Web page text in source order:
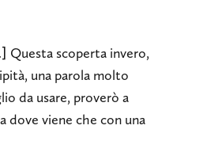
Questa scoperta invero,
una parola molto
da usare, proverò a
dove viene che con una